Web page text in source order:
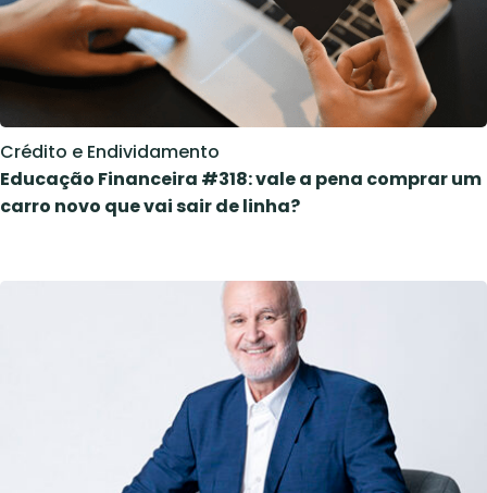
Crédito e Endividamento
Educação Financeira #318: vale a pena comprar um
carro novo que vai sair de linha?